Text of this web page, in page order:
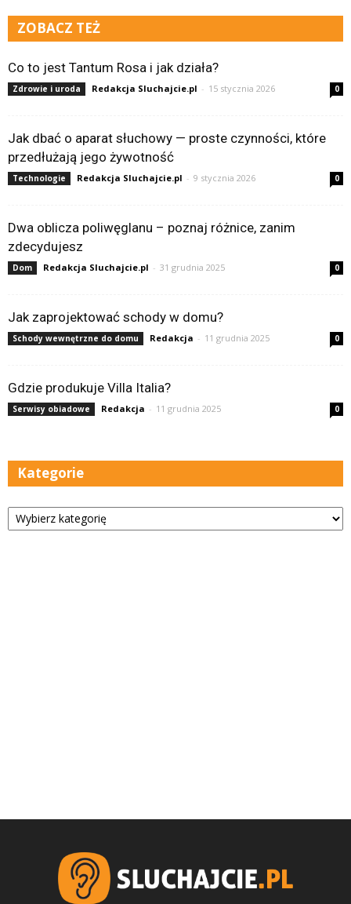
ZOBACZ TEŻ
Co to jest Tantum Rosa i jak działa?
Zdrowie i uroda Redakcja Sluchajcie.pl - 15 stycznia 2026 0
Jak dbać o aparat słuchowy — proste czynności, które
przedłużają jego żywotność
Technologie Redakcja Sluchajcie.pl - 9 stycznia 2026 0
Dwa oblicza poliwęglanu – poznaj różnice, zanim
zdecydujesz
Dom Redakcja Sluchajcie.pl - 31 grudnia 2025 0
Jak zaprojektować schody w domu?
Schody wewnętrzne do domu Redakcja - 11 grudnia 2025 0
Gdzie produkuje Villa Italia?
Serwisy obiadowe Redakcja - 11 grudnia 2025 0
Kategorie
Kategorie